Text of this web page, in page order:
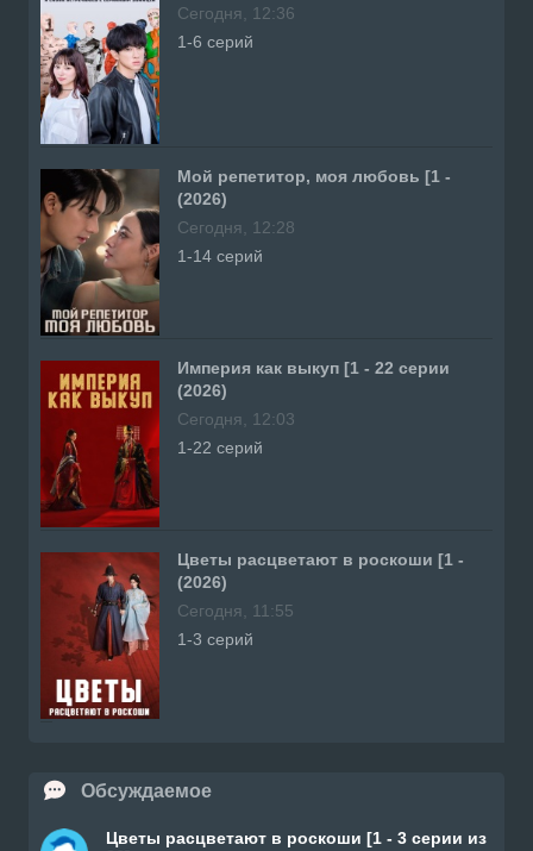
Сегодня, 12:36
1-6 серий
Мой репетитор, моя любовь [1 -
(2026)
Сегодня, 12:28
1-14 серий
Империя как выкуп [1 - 22 серии
(2026)
Сегодня, 12:03
1-22 серий
Цветы расцветают в роскоши [1 -
(2026)
Сегодня, 11:55
1-3 серий
Обсуждаемое
Цветы расцветают в роскоши [1 - 3 серии из